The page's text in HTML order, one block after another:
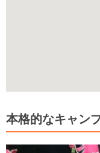
本格的なキャン